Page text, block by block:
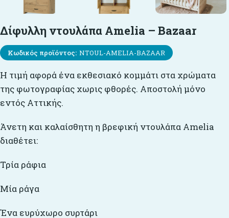
Δίφυλλη ντουλάπα Amelia – Bazaar
Κωδικός προϊόντος: NTOUL-AMELIA-BAZAAR
H τιμή αφορά ένα εκθεσιακό κομμάτι στα χρώματα
της φωτογραφίας χωρις φθορές. Αποστολή μόνο
εντός Αττικής.
Άνετη και καλαίσθητη η βρεφική ντουλάπα Amelia
διαθέτει:
Τρία ράφια
Μία ράγα
Ένα ευρύχωρο συρτάρι